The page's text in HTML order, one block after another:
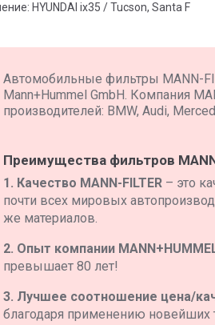
HYUNDAI ix35 / Tucson, Santa F
Автомобильные фильтры MANN-
Mann+Hummel GmbH. Компания
производителей: BMW, Audi,
Преимущества фильтров
1. Качество MANN-FILTER – это
почти всех мировых
же материалов.
2. Опыт компании
превышает 80 лет!
3. Лучшее соотношение цена/
благодаря применению новейших